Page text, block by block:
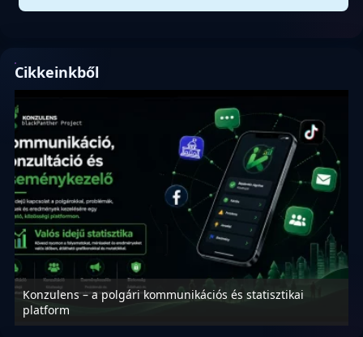
Cikkeinkből
Konzulens – a polgári kommunikációs és statisztikai
platform